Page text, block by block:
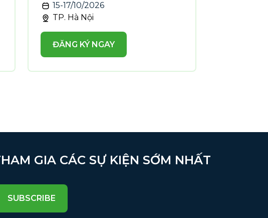
15-17/10/2026
TP. Hà Nội
ĐĂNG KÝ NGAY
GIA CÁC SỰ KIỆN SỚM NHẤT
SUBSCRIBE